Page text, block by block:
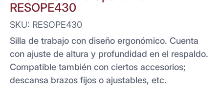
RESOPE430
SKU: RESOPE430
Silla de trabajo con diseño ergonómico. Cuenta
con ajuste de altura y profundidad en el respaldo.
Compatible también con ciertos accesorios;
descansa brazos fijos o ajustables, etc.